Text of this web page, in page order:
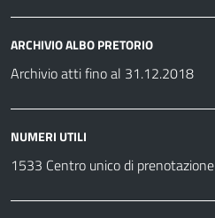
ARCHIVIO ALBO PRETORIO
Archivio atti fino al 31.12.2018
NUMERI UTILI
1533 Centro unico di prenotazione